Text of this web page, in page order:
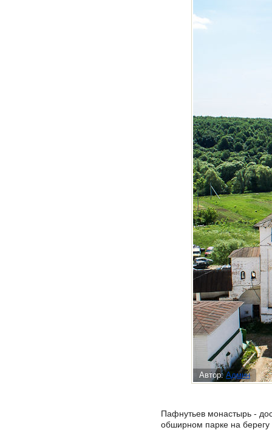
Автор:Админ
Пафнутьев монастырь -
обширном парке на берегу